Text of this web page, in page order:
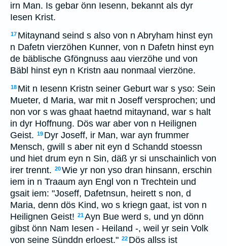
irn Man. Is gebar önn Iesenn, bekannt als dyr
Iesen Krist.
17 Mitaynand seind s also von n Abryham hinst eyn
n Dafetn vierzöhen Kunner, von n Dafetn hinst eyn
de bäblische Gföngnuss aau vierzöhe und von
Bäbl hinst eyn n Kristn aau nonmaal vierzöne.
18 Mit n Iesenn Kristn seiner Geburt war s yso: Sein
Mueter, d Maria, war mit n Joseff versprochen; und
non vor s was ghaat haetnd mitaynand, war s halt
in dyr Hoffnung. Dös war aber von n Heilignen
Geist. 19 Dyr Joseff, ir Man, war ayn frummer
Mensch, gwill s aber nit eyn d Schandd stoessn
und hiet drum eyn n Sin, däß yr si unschainlich von
irer trennt. 20Wie yr non yso dran hinsann, erschin
iem in n Traaum ayn Engl von n Trechtein und
gsait iem: "Joseff, Dafetnsun, heirett s non, d
Maria, denn dös Kind, wo s kriegn gaat, ist von n
Heilignen Geist! 21Ayn Bue werd s, und yn dönn
gibst önn Nam Iesen - Heiland -, weil yr sein Volk
von seine Sünddn erloest." 22 Dös allss ist